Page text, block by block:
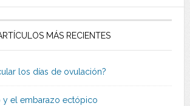
MÁS RECIENTES
los días de ovulación?
y el embarazo ectópico